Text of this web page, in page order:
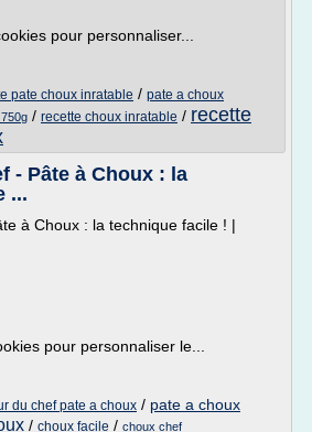
pour personnaliser...
pate choux inratable / pate a choux
/ recette choux inratable / recette
- Pâte à Choux : la
...
à Choux : la technique facile ! |
pour personnaliser le...
du chef pate a choux / pate a choux
/ choux facile / choux chef